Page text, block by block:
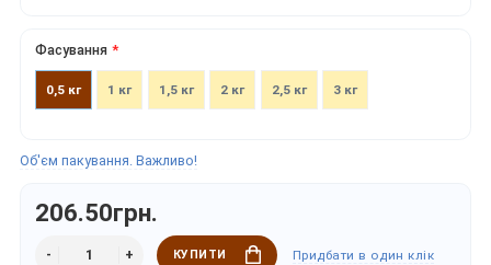
Фасування
0,5 кг 1 кг 1,5 кг 2 кг 2,5 кг 3 кг
Об'єм пакування. Важливо!
206.50грн.
КУПИТИ Придбати в один клік